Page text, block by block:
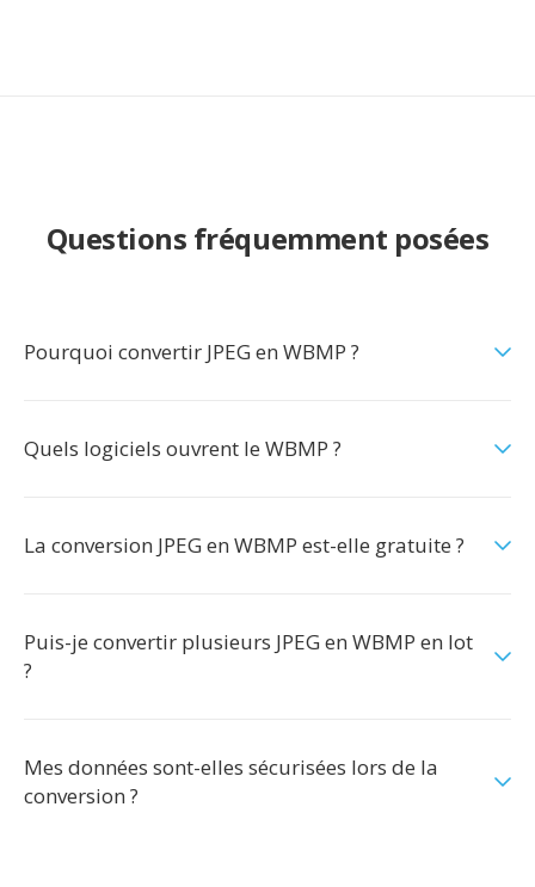
Questions fréquemment posées
Pourquoi convertir JPEG en WBMP ?
Quels logiciels ouvrent le WBMP ?
La conversion JPEG en WBMP est-elle gratuite ?
Puis-je convertir plusieurs JPEG en WBMP en lot
?
Mes données sont-elles sécurisées lors de la
conversion ?